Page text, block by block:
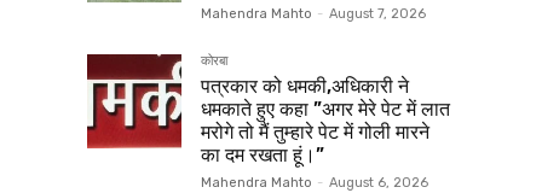
Mahendra Mahto - August 7, 2026
कोरबा
पत्रकार को धमकी,अधिकारी ने
धमकाते हुए कहा ”अगर मेरे पेट में लात
मरोगे तो मैं तुम्हारे पेट में गोली मारने
का दम रखता हूं।”
Mahendra Mahto - August 6, 2026